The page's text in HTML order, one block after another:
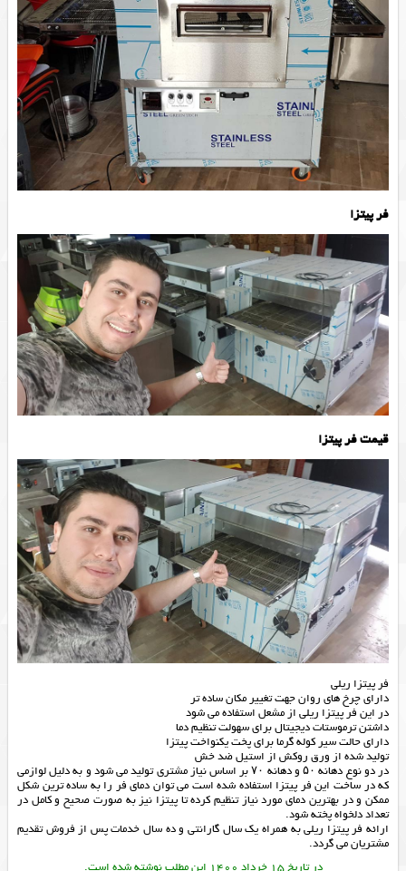
فر پیتزا
قیمت فر پیتزا
فر پیتزا ریلی
دارای چرخ های روان جهت تغییر مکان ساده تر
در این فر پیتزا ریلی از مشعل استفاده می شود
داشتن ترموستات دیجیتال برای سهولت تنظیم دما
دارای حالت سیر کوله گرما برای پخت یکنواخت پیتزا
تولید شده از ورق روکش از استیل ضد خش
در دو نوع دهانه ۵۰ و دهانه ۷۰ بر اساس نیاز مشتری تولید می شود و به دلیل لوازمی
که در ساخت این فر پیتزا استفاده شده است می توان دمای فر را به ساده ترین شکل
ممکن و در بهترین دمای مورد نیاز تنظیم کرده تا پیتزا نیز به صورت صحیح و کامل در
تعداد دلخواه پخته شود.
ارائه فر پیتزا ریلیبه همراه یک سال گارانتی و ده سال خدمات پس از فروش تقدیم
مشتریان می گردد.